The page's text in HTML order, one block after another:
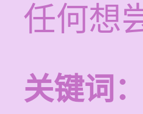
任何想
关键词：